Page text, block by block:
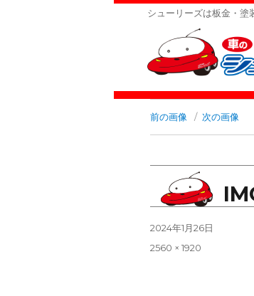
シューリーズは板金・塗
前の画像 次の画像
投
稿
2024年1月26日
フ
2560 × 1920